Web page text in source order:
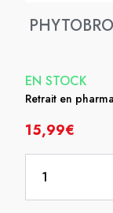
EN STOCK
Retrait en
15,99€